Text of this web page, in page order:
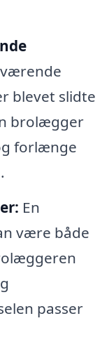
blevet slidte
brolægger
forlænge
En
være både
passer